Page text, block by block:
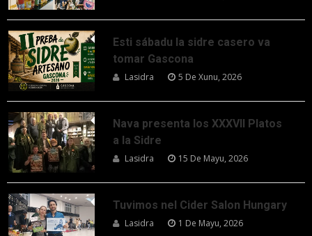
Esti sábadu la sidre casero va
tomar Gascona
Lasidra 5 De Xunu, 2026
Nava presenta los XXXVII Platos
a la Sidre
Lasidra 15 De Mayu, 2026
Tuvimos nel Cider Salon Hungary
Lasidra 1 De Mayu, 2026